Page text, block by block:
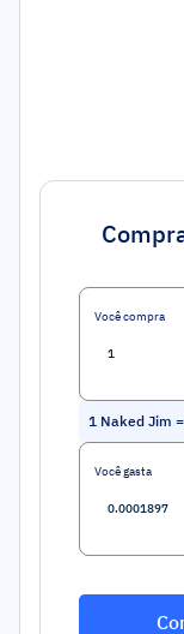
Você compra
1 Naked Jim =
Você gasta